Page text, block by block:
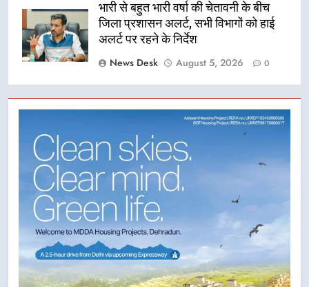
भारी से बहुत भारी वर्षा की चेतावनी के बीच
जिला प्रशासन अलर्ट, सभी विभागों को हाई
अलर्ट पर रहने के निर्देश
News Desk
August 5, 2026 0